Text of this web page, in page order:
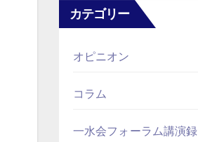
カテゴリー
オピニオン
コラム
一水会フォーラム講演録